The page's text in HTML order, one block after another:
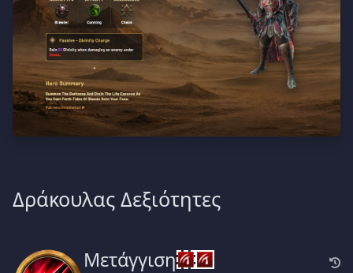
Δράκουλας Δεξιότητες
Μετάγγιση